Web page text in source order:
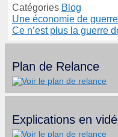
Catégories Blog
Une économie de guerre
Ce n’est plus la guerre
Plan de Relance
Explications en